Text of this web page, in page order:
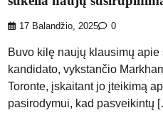
17 Balandžio, 2025 0
Buvo kilę naujų klausimų
kandidato, vykstančio
Toronte, įskaitant jo įteikimą
pasirodymui, kad pasveikintų